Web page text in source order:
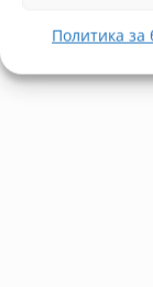
Политика за